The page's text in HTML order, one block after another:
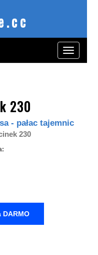
Toggle
230
- pałac tajemnic
230
DARMO